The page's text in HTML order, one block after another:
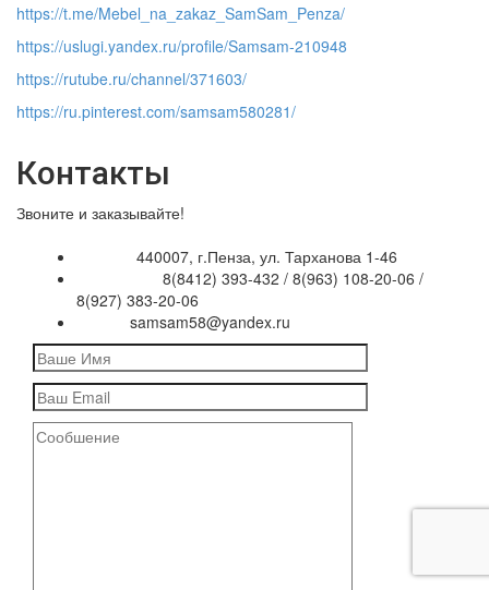
https://t.me/Mebel_na_zakaz_SamSam_Penza/
https://uslugi.yandex.ru/profile/Samsam-210948
https://rutube.ru/channel/371603/
https://ru.pinterest.com/samsam580281/
Контакты
Звоните и заказывайте!
440007, г.Пенза, ул. Тарханова 1-46
8(8412) 393-432 / 8(963) 108-20-06 /
8(927) 383-20-06
samsam58@yandex.ru